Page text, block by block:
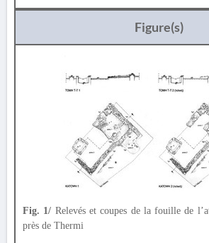
Figure(s)
Fig. 1/ Relevés et coupes de la fouille de
près de Thermi